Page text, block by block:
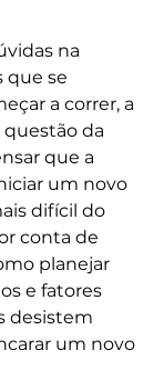
na
que se
a correr, a
questão da
que a
um novo
difícil do
conta de
planejar
e fatores
desistem
um novo